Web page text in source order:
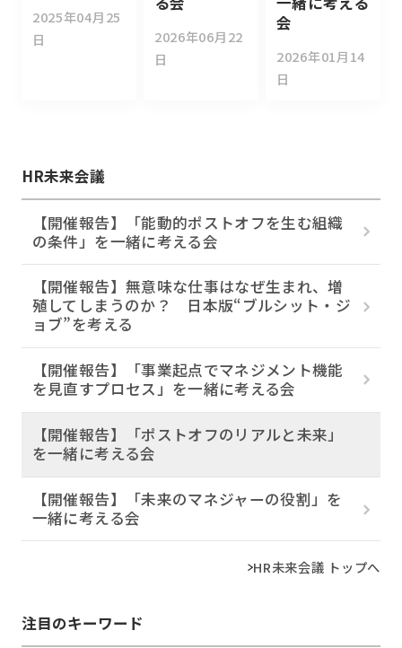
2025年04月25
日
2026年06月22
日
会
2026年01月14
日
HR未来会議
【開催報告】「能動的ポストオフを生む組織
の条件」を一緒に考える会
【開催報告】無意味な仕事はなぜ生まれ、増
殖してしまうのか？ 日本版“ブルシット・ジ
ョブ”を考える
【開催報告】「事業起点でマネジメント機能
を見直すプロセス」を一緒に考える会
【開催報告】「ポストオフのリアルと未来」
を一緒に考える会
【開催報告】「未来のマネジャーの役割」を
一緒に考える会
HR未来会議 トップへ
注目のキーワード